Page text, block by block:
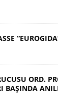
ORD.
BAŞINDA